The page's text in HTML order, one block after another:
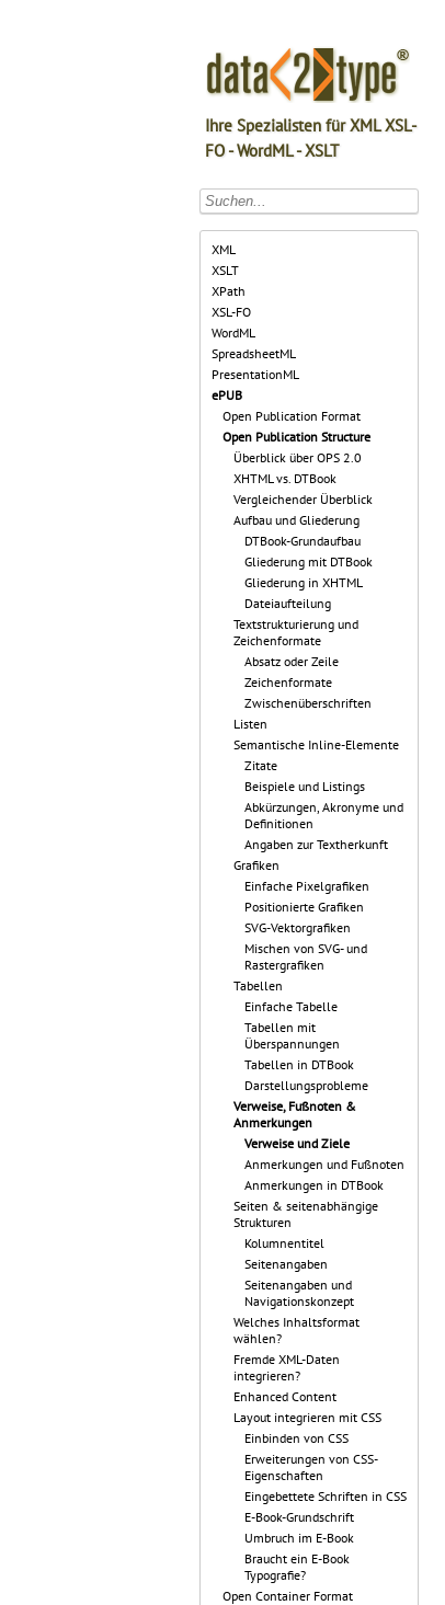
Ihre Spezialisten für XML XSL-
FO - WordML - XSLT
XML
XSLT
XPath
XSL-FO
WordML
SpreadsheetML
PresentationML
ePUB
Open Publication Format
Open Publication Structure
Überblick über OPS 2.0
XHTML vs. DTBook
Vergleichender Überblick
Aufbau und Gliederung
DTBook-Grundaufbau
Gliederung mit DTBook
Gliederung in XHTML
Dateiaufteilung
Textstrukturierung und
Zeichenformate
Absatz oder Zeile
Zeichenformate
Zwischenüberschriften
Listen
Semantische Inline-Elemente
Zitate
Beispiele und Listings
Abkürzungen, Akronyme und
Definitionen
Angaben zur Textherkunft
Grafiken
Einfache Pixelgrafiken
Positionierte Grafiken
SVG-Vektorgrafiken
Mischen von SVG- und
Rastergrafiken
Tabellen
Einfache Tabelle
Tabellen mit
Überspannungen
Tabellen in DTBook
Darstellungsprobleme
Verweise, Fußnoten &
Anmerkungen
Verweise und Ziele
Anmerkungen und Fußnoten
Anmerkungen in DTBook
Seiten & seitenabhängige
Strukturen
Kolumnentitel
Seitenangaben
Seitenangaben und
Navigationskonzept
Welches Inhaltsformat
wählen?
Fremde XML-Daten
integrieren?
Enhanced Content
Layout integrieren mit CSS
Einbinden von CSS
Erweiterungen von CSS-
Eigenschaften
Eingebettete Schriften in CSS
E-Book-Grundschrift
Umbruch im E-Book
Braucht ein E-Book
Typografie?
Open Container Format